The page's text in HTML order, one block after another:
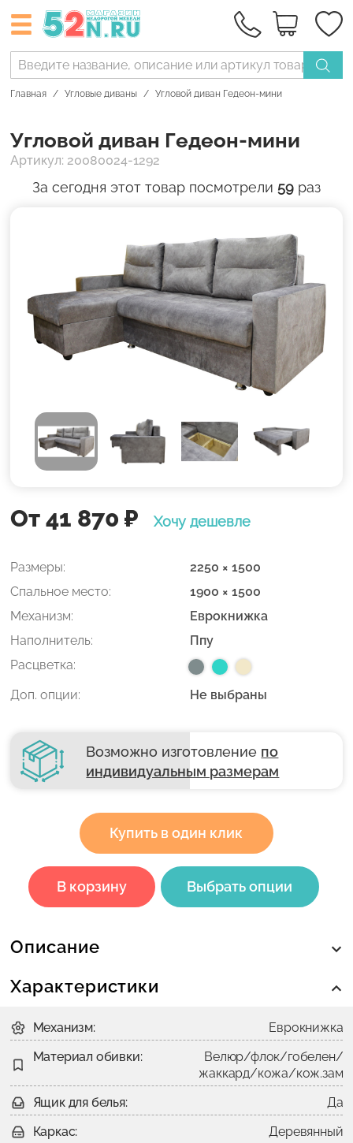
Главная Угловые диваны Угловой диван Гедеон-мини
Угловой диван Гедеон-мини
Артикул: 20080024-1292
За сегодня этот товар посмотрели 59раз
От 41 870 ₽ Хочу дешевле
Размеры:
2250 × 1500
Спальное место:
1900 × 1500
Механизм:
Еврокнижка
Наполнитель:
Ппу
Расцветка:
Доп. опции:
Не выбраны
Возможно изготовление по
индивидуальным размерам
Купить в один клик
В корзину Выбрать опции
Описание
Характеристики
Механизм:
Еврокнижка
Материал обивки:
Велюр/флок/гобелен/
жаккард/кожа/кож.зам
Ящик для белья:
Да
Каркас:
Деревянный